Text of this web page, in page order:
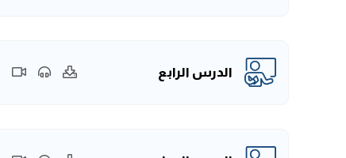
الدرس الرابع